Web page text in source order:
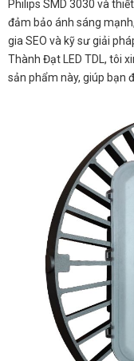
Philips SMD 3030 và
đảm bảo ánh sáng
gia SEO và kỹ sư giải
Thành Đạt LED TDL, tôi
sản phẩm này, giúp bạn